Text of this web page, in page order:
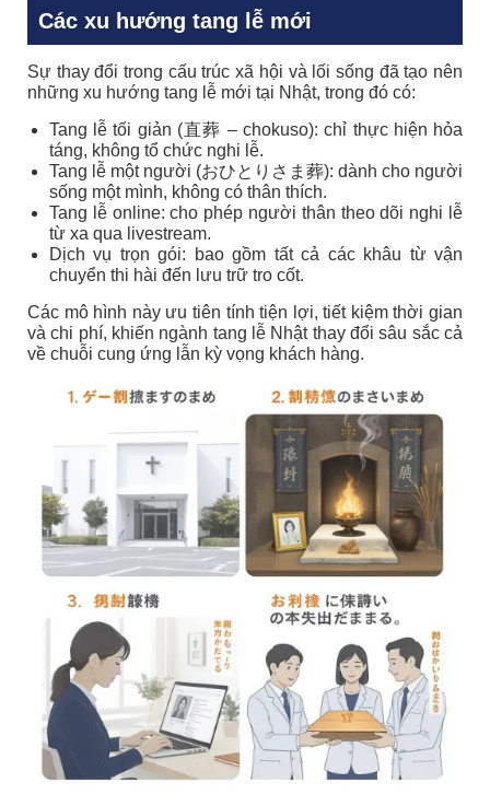
Các xu hướng tang lễ mới
Sự thay đổi trong cấu trúc xã hội và lối sống đã tạo nên
những xu hướng tang lễ mới tại Nhật, trong đó có:
Tang lễ tối giản (直葬 – chokuso): chỉ thực hiện hỏa
táng, không tổ chức nghi lễ.
Tang lễ một người (おひとりさま葬): dành cho người
sống một mình, không có thân thích.
Tang lễ online: cho phép người thân theo dõi nghi lễ
từ xa qua livestream.
Dịch vụ trọn gói: bao gồm tất cả các khâu từ vận
chuyển thi hài đến lưu trữ tro cốt.
Các mô hình này ưu tiên tính tiện lợi, tiết kiệm thời gian
và chi phí, khiến ngành tang lễ Nhật thay đổi sâu sắc cả
về chuỗi cung ứng lẫn kỳ vọng khách hàng.